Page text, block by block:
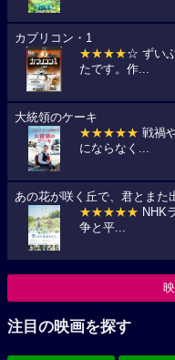
カプリコン・1
★★★★☆ ずい
たです。作...
大統領のケーキ
★★★★★ 戦禍
にならなく...
あの花が咲く丘で、君とまた
★★★★★ NHK
争と平...
注目の映画を探す